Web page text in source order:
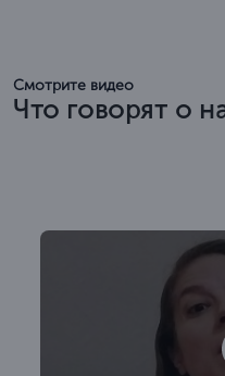
Смотрите видео
Что говорят о